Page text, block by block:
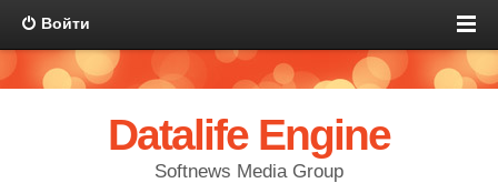
Войти
Datalife Engine
Softnews Media Group